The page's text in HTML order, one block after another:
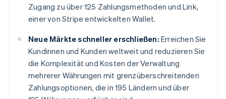
Zugang zu über 125 Zahlungsmethoden und Link,
einer von Stripe entwickelten Wallet.
Neue Märkte schneller erschließen: Erreichen Sie
Kundinnen und Kunden weltweit und reduzieren Sie
die Komplexität und Kosten der Verwaltung
mehrerer Währungen mit grenzüberschreitenden
Zahlungsoptionen, die in 195 Ländern und über